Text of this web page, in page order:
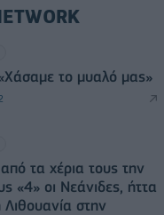
το μυαλό μας»
τα χέρια τους την
«4» οι Νεάνιδες, ήττα
στην